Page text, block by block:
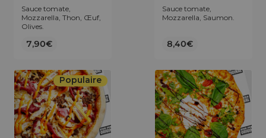
Sauce tomate,
Mozzarella, Thon, Œuf,
Olives.
7,90€
Sauce tomate,
Mozzarella, Saumon.
8,40€
Populaire